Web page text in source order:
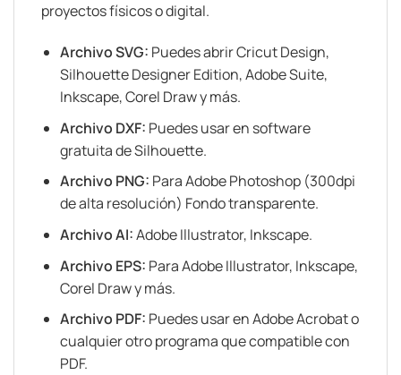
proyectos físicos o digital.
Archivo SVG: Puedes abrir Cricut Design,
Silhouette Designer Edition, Adobe Suite,
Inkscape, Corel Draw y más.
Archivo DXF: Puedes usar en software
gratuita de Silhouette.
Archivo PNG: Para Adobe Photoshop (300dpi
de alta resolución) Fondo transparente.
Archivo AI:Adobe Illustrator, Inkscape.
Archivo EPS: Para Adobe Illustrator, Inkscape,
Corel Draw y más.
Archivo PDF: Puedes usar en Adobe Acrobat o
cualquier otro programa que compatible con
PDF.